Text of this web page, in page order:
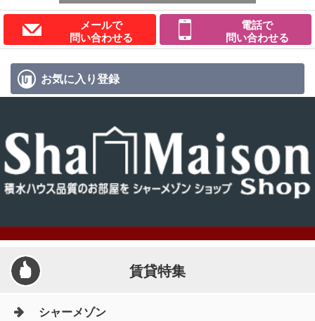
メールで
問い合わせる
電話で
問い合わせる
お気に入り登録
賃貸特集
シャーメゾン